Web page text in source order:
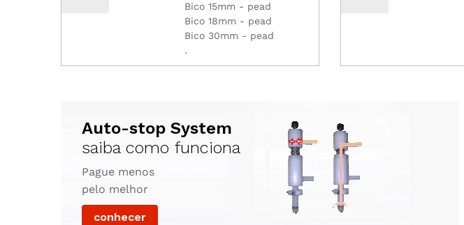
Bico 15mm - pead
Bico 18mm - pead
Bico 30mm - pead
.
Auto-stop System
saiba como funciona
Pague menos
pelo melhor
conhecer